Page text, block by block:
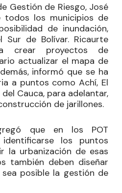
Gestión de Riesgo, José
todos los municipios de
de inundación,
Sur de Bolívar. Ricaurte
crear proyectos de
actualizar el mapa de
informó que se ha
a puntos como Achí, El
Cauca, para adelantar,
de jarillones.
que en los POT
identificarse los puntos
la urbanización de esas
también deben diseñar
posible la gestión de